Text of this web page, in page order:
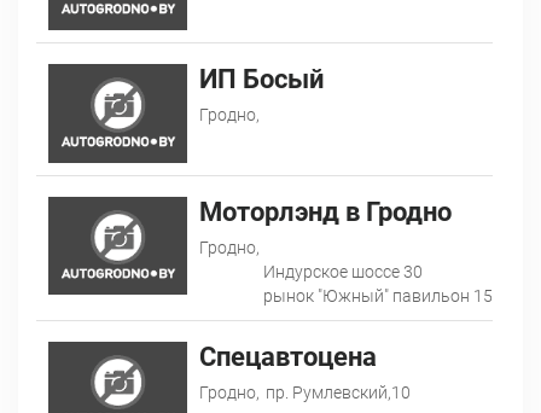
ИП Босый
Гродно,
Моторлэнд в Гродно
Гродно,
Индурское шоссе 30
рынок "Южный" павильон 15
Спецавтоцена
Гродно, пр. Румлевский,10